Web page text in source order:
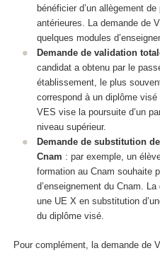
bénéficier d’un allègement
antérieures. La demande de
quelques modules
Demande de validation
candidat a obtenu par le
établissement, le plus
correspond à un diplôme
VES vise la poursuite d’un
niveau supérieur.
Demande de substitution
Cnam : par exemple, un
formation au Cnam souhaite
d’enseignement du Cnam.
une UE X en substitution
du diplôme visé.
Pour complément, la demande de